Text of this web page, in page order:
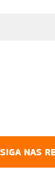
SIGA NAS